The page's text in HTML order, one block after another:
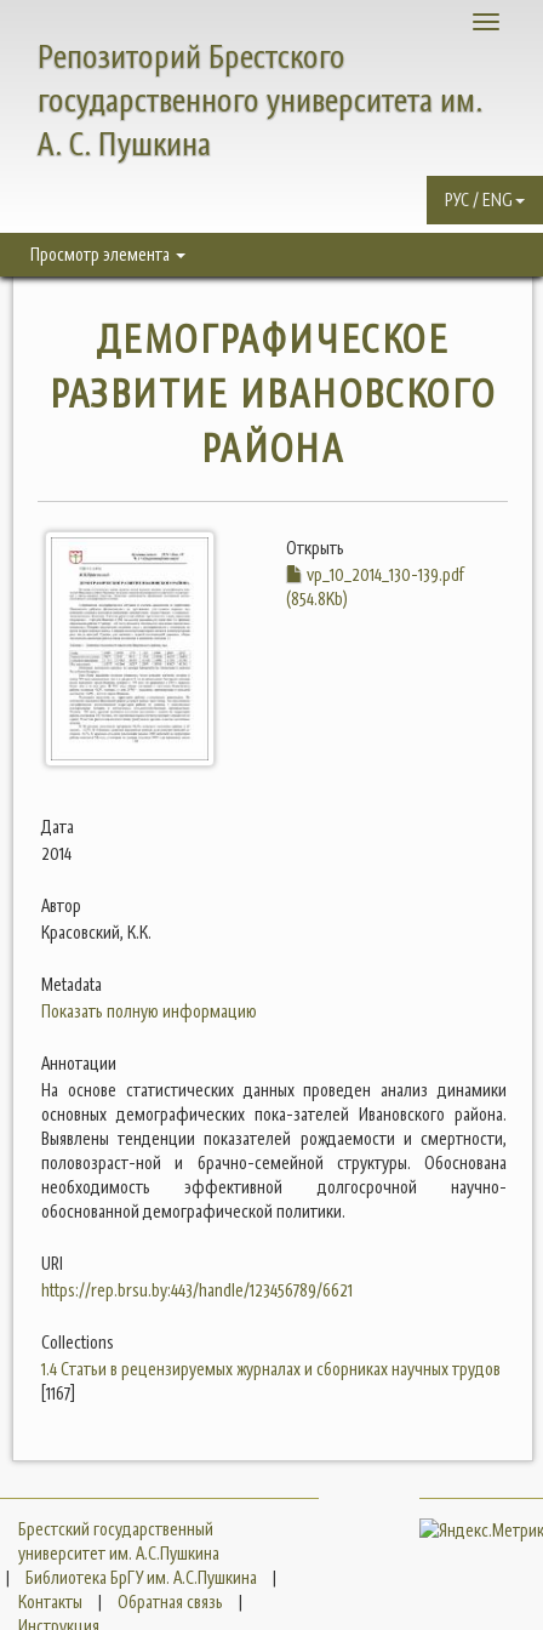
Toggle
Репозиторий Брестского
государственного университета им.
А. С. Пушкина
РУС / ENG
Просмотр элемента
ДЕМОГРАФИЧЕСКОЕ
РАЗВИТИЕ ИВАНОВСКОГО
РАЙОНА
Открыть
vp_10_2014_130-139.pdf
(854.8Kb)
Дата
2014
Автор
Красовский, К.К.
Metadata
Показать полную информацию
Аннотации
На основе статистических данных проведен анализ динамики
основных демографических пока-зателей Ивановского района.
Выявлены тенденции показателей рождаемости и смертности,
половозраст-ной и брачно-семейной структуры. Обоснована
необходимость эффективной долгосрочной научно-
обоснованной демографической политики.
URI
https://rep.brsu.by:443/handle/123456789/6621
Collections
1.4 Статьи в рецензируемых журналах и сборниках научных трудов
[1167]
Брестский государственный
университет им. А.С.Пушкина
|
Библиотека БрГУ им. А.С.Пушкина
|
Контакты
| Обратная связь
|